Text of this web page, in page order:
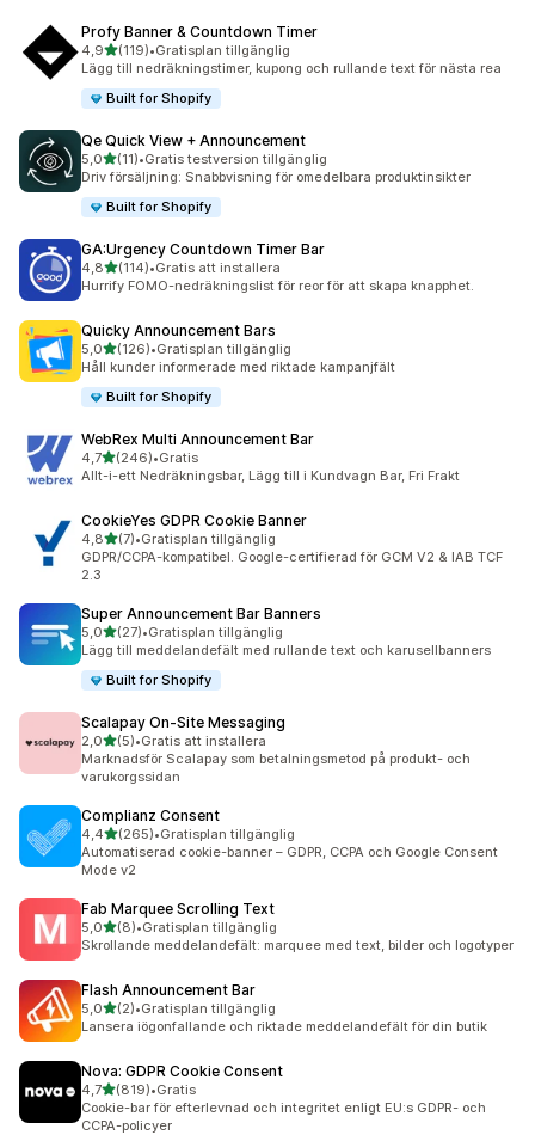
Profy Banner & Countdown Timer
4,9av 5 stjärnor
(119)
119 recensioner totalt
•Gratisplan tillgänglig
Lägg till nedräkningstimer, kupong och rullande text för nästa rea
Built for Shopify
Qe Quick View + Announcement
5,0av 5 stjärnor
(11)
11 recensioner totalt
•Gratis testversion tillgänglig
Driv försäljning: Snabbvisning för omedelbara produktinsikter
Built for Shopify
GA:Urgency Countdown Timer Bar
4,8av 5 stjärnor
(114)
114 recensioner totalt
•Gratis att installera
Hurrify FOMO-nedräkningslist för reor för att skapa knapphet.
Quicky Announcement Bars
5,0av 5 stjärnor
(126)
126 recensioner totalt
•Gratisplan tillgänglig
Håll kunder informerade med riktade kampanjfält
Built for Shopify
WebRex Multi Announcement Bar
4,7av 5 stjärnor
(246)
246 recensioner totalt
•Gratis
Allt-i-ett Nedräkningsbar, Lägg till i Kundvagn Bar, Fri Frakt
CookieYes GDPR Cookie Banner
4,8av 5 stjärnor
(7)
7 recensioner totalt
•Gratisplan tillgänglig
GDPR/CCPA-kompatibel. Google-certifierad för GCM V2 & IAB TCF
2.3
Super Announcement Bar Banners
5,0av 5 stjärnor
(27)
27 recensioner totalt
•Gratisplan tillgänglig
Lägg till meddelandefält med rullande text och karusellbanners
Built for Shopify
Scalapay On‑Site Messaging
2,0av 5 stjärnor
(5)
5 recensioner totalt
•Gratis att installera
Marknadsför Scalapay som betalningsmetod på produkt- och
varukorgssidan
Complianz Consent
4,4av 5 stjärnor
(265)
265 recensioner totalt
•Gratisplan tillgänglig
Automatiserad cookie-banner – GDPR, CCPA och Google Consent
Mode v2
Fab Marquee Scrolling Text
5,0av 5 stjärnor
(8)
8 recensioner totalt
•Gratisplan tillgänglig
Skrollande meddelandefält: marquee med text, bilder och logotyper
Flash Announcement Bar
5,0av 5 stjärnor
(2)
2 recensioner totalt
•Gratisplan tillgänglig
Lansera iögonfallande och riktade meddelandefält för din butik
Nova: GDPR Cookie Consent
4,7av 5 stjärnor
(819)
819 recensioner totalt
•Gratis
Cookie-bar för efterlevnad och integritet enligt EU:s GDPR- och
CCPA-policyer